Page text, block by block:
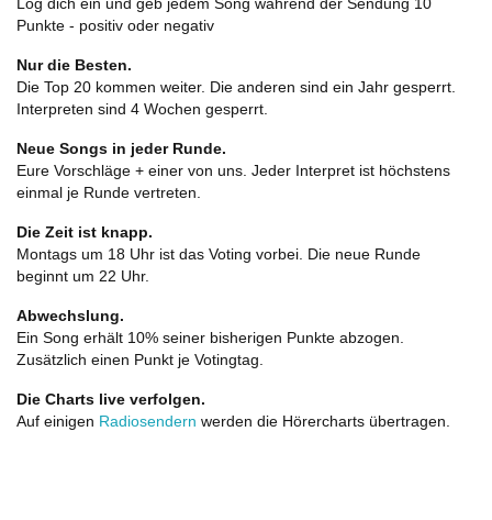
Log dich ein und geb jedem Song während der Sendung 10
Punkte - positiv oder negativ
Nur die Besten.
Die Top 20 kommen weiter. Die anderen sind ein Jahr gesperrt.
Interpreten sind 4 Wochen gesperrt.
Neue Songs in jeder Runde.
Eure Vorschläge + einer von uns. Jeder Interpret ist höchstens
einmal je Runde vertreten.
Die Zeit ist knapp.
Montags um 18 Uhr ist das Voting vorbei. Die neue Runde
beginnt um 22 Uhr.
Abwechslung.
Ein Song erhält 10% seiner bisherigen Punkte abzogen.
Zusätzlich einen Punkt je Votingtag.
Die Charts live verfolgen.
Auf einigen Radiosendern werden die Hörercharts übertragen.